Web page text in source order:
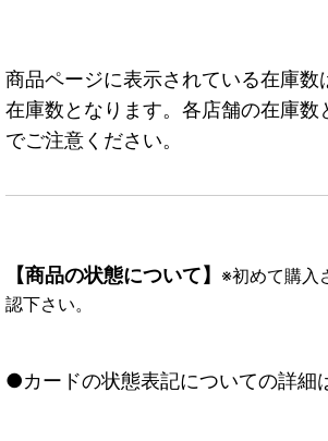
商品ページに表示されている在庫数
在庫数となります。各店舗の在庫数
でご注意ください。
【商品の状態について】 ※初めて購入
認下さい。
●カードの状態表記についての詳細